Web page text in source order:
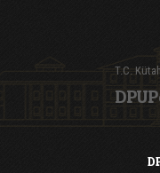
T.C.